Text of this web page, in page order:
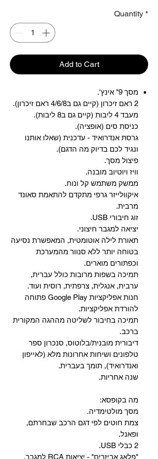
Quantity *
Add to Cart
מסך 9" אינץ'.
2 ראם זיכרון (קיים גם ב4/6/8 ראם זיכרון).
מעבד 4 ליבות (קיים גם ב8 ליבות).
כניסת סים (אופציה).
גרסת אנדרואיד - עדכנית (שאלו אותנו
ונגיד לכם בדיוק מה הדגם).
פיצול מסך.
וויז ויוטיוב מובנה.
ממשק משתמש קל ונוח.
איקוולייזר גרפי מתקדם להתאמת סאונד
מרבית.
זוג חיבורי USB.
יציאה למגבר חיצוני.
תאורת לילה אוטומטית, המאפשרת נסיעה
בטוחה יותר ללא סנוור מהמערכת
וכפתורים מוארים.
תמיכה בשפות מרובות כולל עברית,
ערבית, אנגלית, צרפתית, רוסית ועוד.
‏חנות אפליקציות Google Play פתוחה
להורדת אפליקציות.
‏תמיכה בחיבור לשליטה מההגה המקורית
ברכב.
‏דיבורית מובנית/בלוטוס, ‏סנכרון ספר
טלפונים ושיחות אחרונות מלא (לאייפון
ואנדרואיד), תומך בעברית.
שנה אחריות.
מה בקופסא:
מסך מולטימדיה.
צמת חוטים לפי דגם הרכב שבחרתם,
ופאנל.
2 כבלי USB.
"פלאג אביזרים" - יציאות RCA למגבר,